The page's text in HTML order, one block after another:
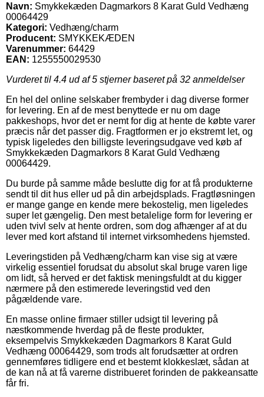
Navn: Smykkekæden Dagmarkors 8 Karat Guld Vedhæng
00064429
Kategori: Vedhæng/charm
Producent: SMYKKEKÆDEN
Varenummer: 64429
EAN: 1255550029530
Vurderet til 4.4 ud af 5 stjerner baseret på 32 anmeldelser
En hel del online selskaber frembyder i dag diverse former
for levering. En af de mest benyttede er nu om dage
pakkeshops, hvor det er nemt for dig at hente de købte varer
præcis når det passer dig. Fragtformen er jo ekstremt let, og
typisk ligeledes den billigste leveringsudgave ved køb af
Smykkekæden Dagmarkors 8 Karat Guld Vedhæng
00064429.
Du burde på samme måde beslutte dig for at få produkterne
sendt til dit hus eller ud på din arbejdsplads. Fragtløsningen
er mange gange en kende mere bekostelig, men ligeledes
super let gængelig. Den mest betalelige form for levering er
uden tvivl selv at hente ordren, som dog afhænger af at du
lever med kort afstand til internet virksomhedens hjemsted.
Leveringstiden på Vedhæng/charm kan vise sig at være
virkelig essentiel forudsat du absolut skal bruge varen lige
om lidt, så herved er det faktisk meningsfuldt at du kigger
nærmere på den estimerede leveringstid ved den
pågældende vare.
En masse online firmaer stiller udsigt til levering på
næstkommende hverdag på de fleste produkter,
eksempelvis Smykkekæden Dagmarkors 8 Karat Guld
Vedhæng 00064429, som trods alt forudsætter at ordren
gennemføres tidligere end et bestemt klokkeslæt, sådan at
de kan nå at få varerne distribueret forinden de pakkeansatte
får fri.